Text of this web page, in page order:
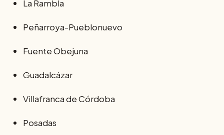
La Rambla
Peñarroya-Pueblonuevo
Fuente Obejuna
Guadalcázar
Villafranca de Córdoba
Posadas